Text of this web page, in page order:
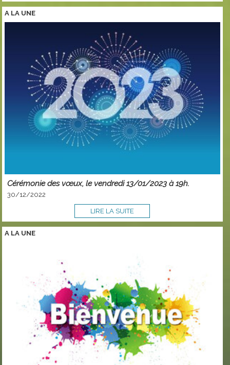
A LA UNE
Cérémonie des vœux, le vendredi 13/01/2023 à 19h.
30/12/2022
LIRE LA SUITE
A LA UNE